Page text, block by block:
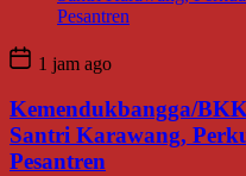
1 jam ago
Kemendukbangga/
Santri Karawang,
Pesantren